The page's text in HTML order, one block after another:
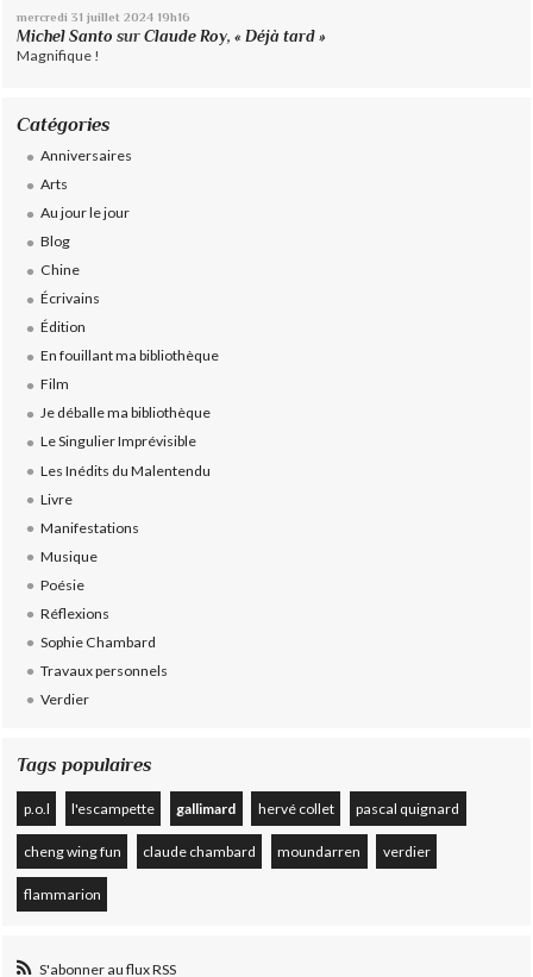
mercredi 31 juillet 2024 19h16
Michel Santo surClaude Roy, « Déjà tard »
Magnifique !
Catégories
Anniversaires
Arts
Au jour le jour
Blog
Chine
Écrivains
Édition
En fouillant ma bibliothèque
Film
Je déballe ma bibliothèque
Le Singulier Imprévisible
Les Inédits du Malentendu
Livre
Manifestations
Musique
Poésie
Réflexions
Sophie Chambard
Travaux personnels
Verdier
Tags populaires
p.o.l l'escampette gallimard hervé collet pascal quignard
cheng wing fun claude chambard moundarren verdier
flammarion
S'abonner au flux RSS